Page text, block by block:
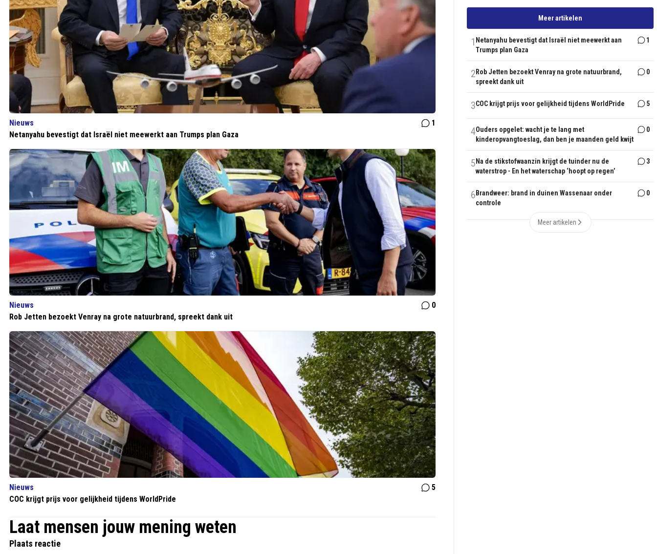
Nieuws
1
Netanyahu bevestigt dat Israël niet meewerkt aan Trumps plan Gaza
Nieuws
0
Rob Jetten bezoekt Venray na grote natuurbrand, spreekt dank uit
Nieuws
5
COC krijgt prijs voor gelijkheid tijdens WorldPride
Laat mensen jouw mening weten
Plaats reactie
Meer artikelen
1 Netanyahu bevestigt dat Israël niet meewerkt aan
Trumps plan Gaza
1
2 Rob Jetten bezoekt Venray na grote natuurbrand,
spreekt dank uit
0
3COC krijgt prijs voor gelijkheid tijdens WorldPride 5
4Ouders opgelet: wacht je te lang met
kinderopvangtoeslag, dan ben je maanden geld kwijt
0
5 Na de stikstofwaanzin krijgt de tuinder nu de
waterstrop - En het waterschap ‘hoopt op regen’
3
6 Brandweer: brand in duinen Wassenaar onder
controle
0
Meer artikelen